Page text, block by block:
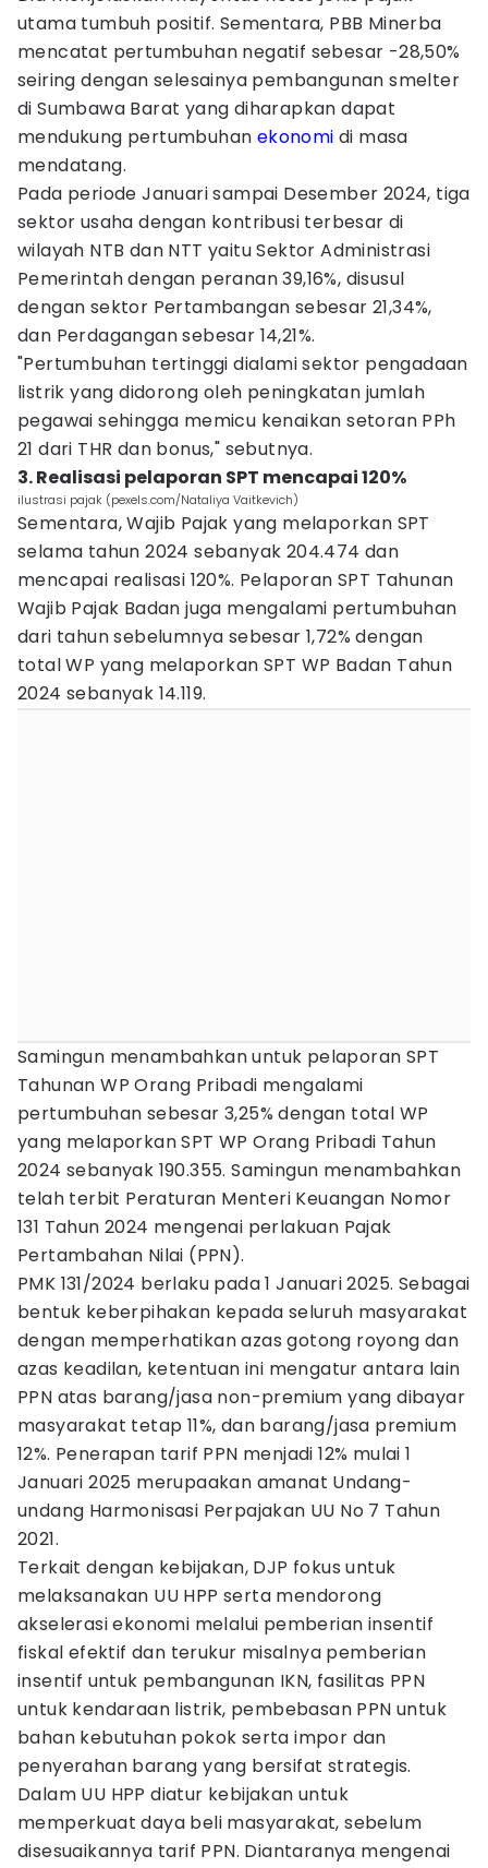
utama tumbuh positif. Sementara, PBB Minerba
mencatat pertumbuhan negatif sebesar -28,50%
seiring dengan selesainya pembangunan smelter
di Sumbawa Barat yang diharapkan dapat
mendukung pertumbuhan ekonomi di masa
mendatang.
Pada periode Januari sampai Desember 2024, tiga
sektor usaha dengan kontribusi terbesar di
wilayah NTB dan NTT yaitu Sektor Administrasi
Pemerintah dengan peranan 39,16%, disusul
dengan sektor Pertambangan sebesar 21,34%,
dan Perdagangan sebesar 14,21%.
"Pertumbuhan tertinggi dialami sektor pengadaan
listrik yang didorong oleh peningkatan jumlah
pegawai sehingga memicu kenaikan setoran PPh
21 dari THR dan bonus," sebutnya.
3. Realisasi pelaporan SPT mencapai 120%
ilustrasi pajak (pexels.com/Nataliya Vaitkevich)
Sementara, Wajib Pajak yang melaporkan SPT
selama tahun 2024 sebanyak 204.474 dan
mencapai realisasi 120%. Pelaporan SPT Tahunan
Wajib Pajak Badan juga mengalami pertumbuhan
dari tahun sebelumnya sebesar 1,72% dengan
total WP yang melaporkan SPT WP Badan Tahun
2024 sebanyak 14.119.
Samingun menambahkan untuk pelaporan SPT
Tahunan WP Orang Pribadi mengalami
pertumbuhan sebesar 3,25% dengan total WP
yang melaporkan SPT WP Orang Pribadi Tahun
2024 sebanyak 190.355. Samingun menambahkan
telah terbit Peraturan Menteri Keuangan Nomor
131 Tahun 2024 mengenai perlakuan Pajak
Pertambahan Nilai (PPN).
PMK 131/2024 berlaku pada 1 Januari 2025. Sebagai
bentuk keberpihakan kepada seluruh masyarakat
dengan memperhatikan azas gotong royong dan
azas keadilan, ketentuan ini mengatur antara lain
PPN atas barang/jasa non-premium yang dibayar
masyarakat tetap 11%, dan barang/jasa premium
12%. Penerapan tarif PPN menjadi 12% mulai 1
Januari 2025 merupaakan amanat Undang-
undang Harmonisasi Perpajakan UU No 7 Tahun
2021.
Terkait dengan kebijakan, DJP fokus untuk
melaksanakan UU HPP serta mendorong
akselerasi ekonomi melalui pemberian insentif
fiskal efektif dan terukur misalnya pemberian
insentif untuk pembangunan IKN, fasilitas PPN
untuk kendaraan listrik, pembebasan PPN untuk
bahan kebutuhan pokok serta impor dan
penyerahan barang yang bersifat strategis.
Dalam UU HPP diatur kebijakan untuk
memperkuat daya beli masyarakat, sebelum
disesuaikannya tarif PPN. Diantaranya mengenai